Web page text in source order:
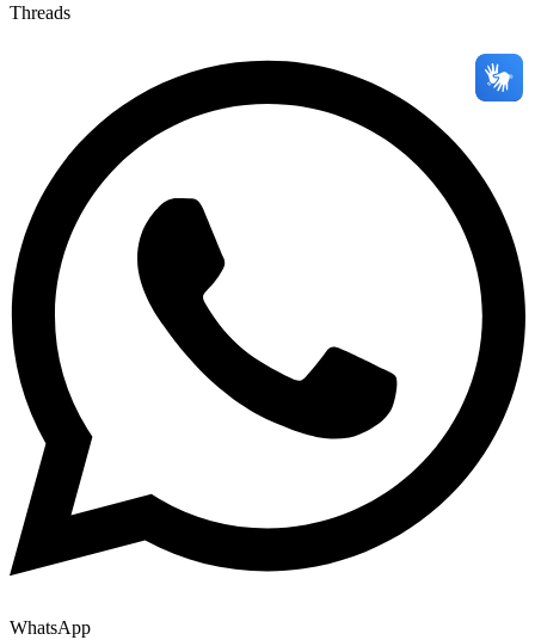
Threads
WhatsApp